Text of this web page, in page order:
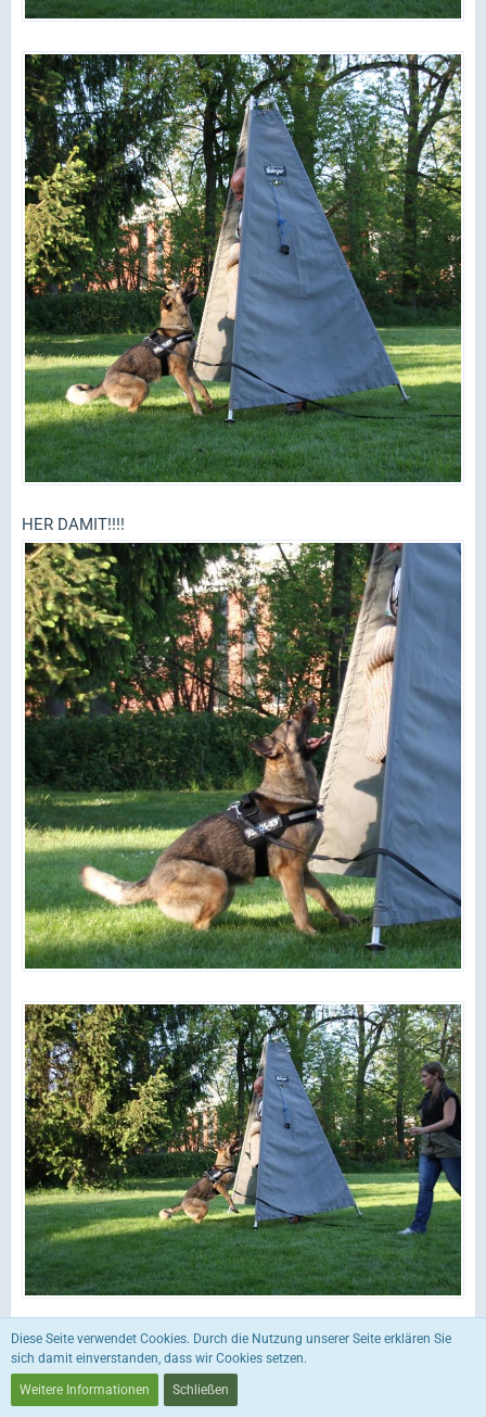
HER DAMIT!!!!
Diese Seite verwendet Cookies. Durch die Nutzung unserer Seite erklären Sie
sich damit einverstanden, dass wir Cookies setzen.
Weitere Informationen Schließen